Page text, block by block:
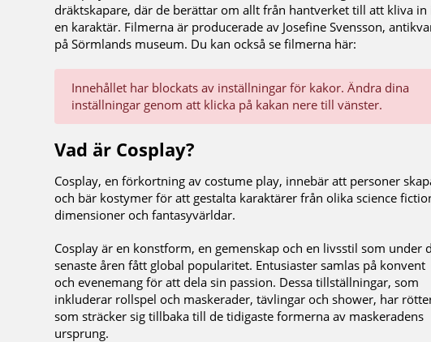
dräktskapare, där de berättar om allt från hantverket till att kliva in
en karaktär. Filmerna är producerade av Josefine Svensson,
på Sörmlands museum. Du kan också se filmerna här:
Innehållet har blockats av inställningar för kakor. Ändra dina
inställningar genom att klicka på kakan nere till vänster.
Vad är Cosplay?
Cosplay, en förkortning av costume play, innebär att personer
och bär kostymer för att gestalta karaktärer från olika science
dimensioner och fantasyvärldar.
Cosplay är en konstform, en gemenskap och en livsstil som under
senaste åren fått global popularitet. Entusiaster samlas på konvent
och evenemang för att dela sin passion. Dessa tillställningar, som
inkluderar rollspel och maskerader, tävlingar och shower, har
som sträcker sig tillbaka till de tidigaste formerna av maskeradens
ursprung.